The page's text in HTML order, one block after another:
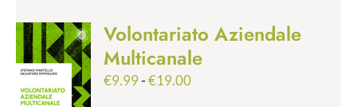
Volontariato Aziendale
Multicanale
€9.99-€19.00Fascia